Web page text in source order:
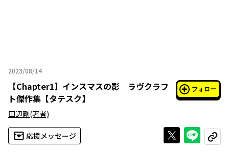
2023/08/14
2023年08月14日
【Chapter1】 インスマスの影 ラヴクラフ
ト傑作集【タテスク】
フォロー
田辺剛(著者)
応援メッセージ Xで投稿する
ライン
コピー